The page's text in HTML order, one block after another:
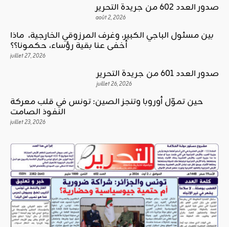
صدور العدد 602 من جريدة التحرير
août 2, 2026
بين مسئول الباجي الكبير، وغرف المرزوقي الخارجية، ماذا
أخفى عنا بقية رؤساء، حكمونا؟؟
juillet 27, 2026
صدور العدد 601 من جريدة التحرير
juillet 26, 2026
حين تموّل أوروبا وتنجز الصين: تونس في قلب معركة
النفوذ الصامت
juillet 23, 2026